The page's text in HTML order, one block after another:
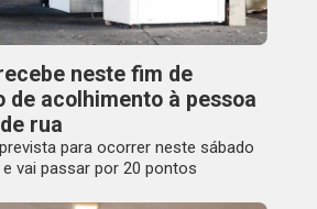
neste fim de
de acolhimento à pessoa
rua
para ocorrer neste sábado
vai passar por 20 pontos